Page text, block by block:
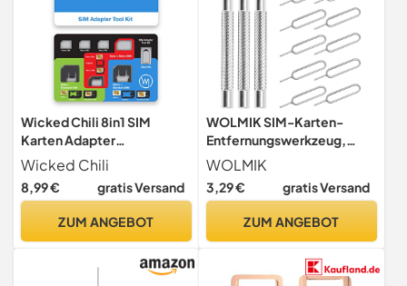
Wicked Chili 8in1 SIM
Karten Adapter
Aufbewahrung Set/Nano
Micro Standard
Wicked Chili
8,99 € gratis Versand
ZUM ANGEBOT
WOLMIK SIM-Karten-
Entfernungswerkzeug,
SIM-Karten-Auswurfstift,
Tablett-Auswurfstifte,
Nadelöffner, Universal-
für alle Smartphone-
WOLMIK
3,29 € gratis Versand
ZUM ANGEBOT